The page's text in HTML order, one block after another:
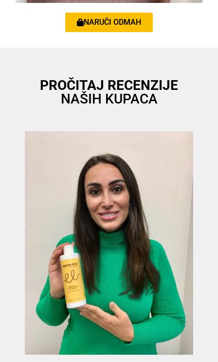
NARUČI ODMAH
PROČITAJ RECENZIJE
NAŠIH KUPACA